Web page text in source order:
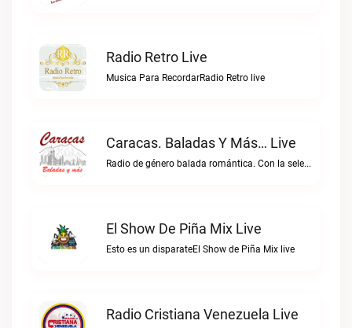
Radio Retro Live
Musica Para RecordarRadio Retro live
Caracas. Baladas Y Más… Live
Radio de género balada romántica. Con la selección musical que nos gusta...Caracas. Baladas y más… live
El Show De Piña Mix Live
Esto es un disparateEl Show de Piña Mix live
Radio Cristiana Venezuela Live